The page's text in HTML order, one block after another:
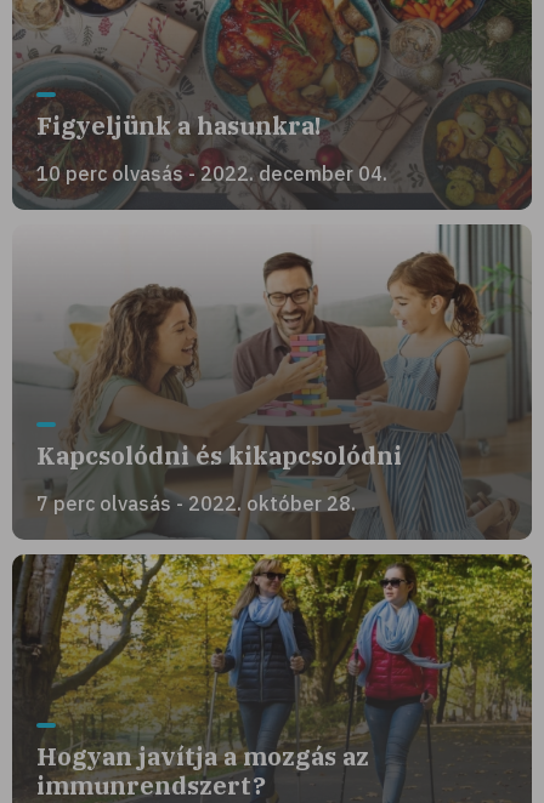
Figyeljünk a hasunkra!
10 perc olvasás - 2022. december 04.
Kapcsolódni és kikapcsolódni
7 perc olvasás - 2022. október 28.
Hogyan javítja a mozgás az
immunrendszert?